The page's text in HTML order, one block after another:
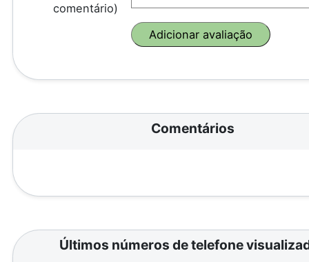
comentário)
Comentários
Últimos números de telefone